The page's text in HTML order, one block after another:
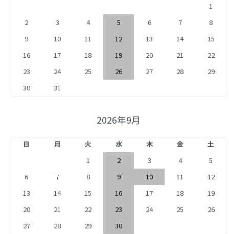
1
2
3 4 5 6 7
8
9
10 11 12 13 14
15
16
17 18 19 20 21
22
23
24 25 26 27 28
29
30
31
2026年9月
日 月 火 水 木 金
土
1
2 3 4
5
6
7 8 9 10 11
12
13
14 15 16 17 18
19
20
21 22 23 24 25
26
27
28 29 30